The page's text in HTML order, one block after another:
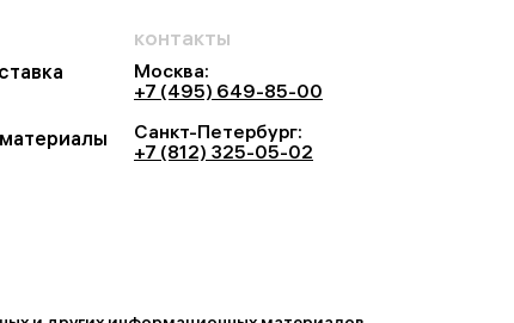
контакты
Москва:
+7 (495) 649-85-00
Санкт-Петербург:
+7 (812) 325-05-02